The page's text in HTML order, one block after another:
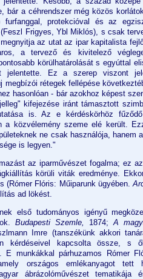
bár a céhrendszer még közös
protekcióval és az
Frigyes, Ybl Miklós), s csak
az utat az ipar kapitalista
a tervező és kivitelező
körülhatárolását s egyúttal
jelentette. Ez a szerep viszont
rétegek fellépése
hasonlóan - bár azokhoz képest
kifejezése iránt támasztott
is. Az e kérdéskörhöz
a közvélemény szeme elé került.
ne csak használója, hanem
is legyen."
az iparművészet fogalma; ez
körüli viták eredménye.
(Rómer Flóris: Műiparunk ügyében.
ad lökést.
első tudományos igényű
Budapesti Szemle, 1874;A
Imre (tanszékünk akkori
kérdéseivel kapcsolta össze, s
E munkákkal párhuzamos Rómer
országos emlékanyagot tett
ábrázolóművészet